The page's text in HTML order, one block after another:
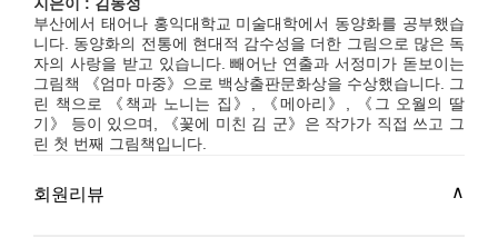
부산에서 태어나 홍익대학교 미술대학에서 동양화를 공부했습
니다. 동양화의 전통에 현대적 감수성을 더한 그림으로 많은 독
자의 사랑을 받고 있습니다. 빼어난 연출과 서정미가 돋보이는
그림책 《엄마 마중》으로 백상출판문화상을 수상했습니다. 그
린 책으로 《책과 노니는 집》, 《메아리》, 《그 오월의 딸
기》 등이 있으며, 《꽃에 미친 김 군》은 작가가 직접 쓰고 그
린 첫 번째 그림책입니다.
회원리뷰